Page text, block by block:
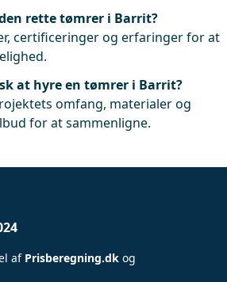
rette tømrer i Barrit?
certificeringer og erfaringer for at
at hyre en tømrer i Barrit?
omfang, materialer og
for at sammenligne.
af Prisberegning.dk og